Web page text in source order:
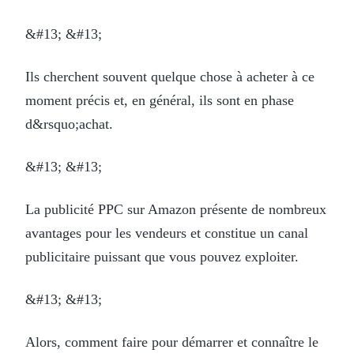
&#13; &#13;
Ils cherchent souvent quelque chose à acheter à ce
moment précis et, en général, ils sont en phase
d&rsquo;achat.
&#13; &#13;
La publicité PPC sur Amazon présente de nombreux
avantages pour les vendeurs et constitue un canal
publicitaire puissant que vous pouvez exploiter.
&#13; &#13;
Alors, comment faire pour démarrer et connaître le